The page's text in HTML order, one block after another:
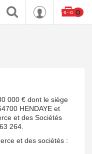
0
000 € dont le siège
HENDAYE et
et des Sociétés
264.
et des sociétés :